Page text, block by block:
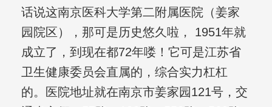
话说这南京医科大学第二附属医院（姜家
园院区），那可是历史悠久啦， 1951年就
成立了，到现在都72年喽！它可是江苏省
卫生健康委员会直属的，综合实力杠杠
的。医院地址就在南京市姜家园121号，交